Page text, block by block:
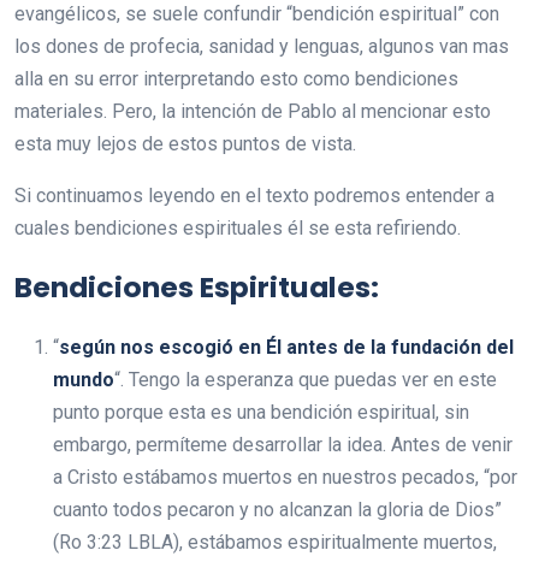
evangélicos, se suele confundir “bendición espiritual” con
los dones de profecia, sanidad y lenguas, algunos van mas
alla en su error interpretando esto como bendiciones
materiales. Pero, la intención de Pablo al mencionar esto
esta muy lejos de estos puntos de vista.
Si continuamos leyendo en el texto podremos entender a
cuales bendiciones espirituales él se esta refiriendo.
Bendiciones Espirituales:
“según nos escogió en Él antes de la fundación del
mundo“. Tengo la esperanza que puedas ver en este
punto porque esta es una bendición espiritual, sin
embargo, permíteme desarrollar la idea. Antes de venir
a Cristo estábamos muertos en nuestros pecados, “por
cuanto todos pecaron y no alcanzan la gloria de Dios”
(Ro 3:23 LBLA), estábamos espiritualmente muertos,